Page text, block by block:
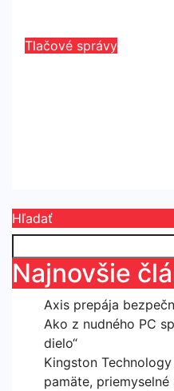
Tlačové správy
Hľadať
Najnovšie
Axis prepája
Ako z nudného PC
dielo“
Kingston
pamäte,